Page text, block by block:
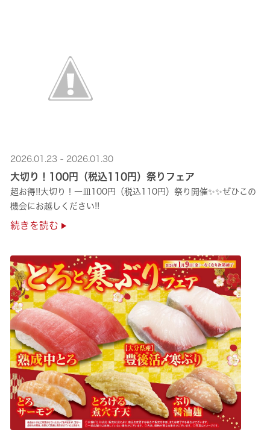
2026.01.23 - 2026.01.30
大切り！100円（税込110円）祭りフェア
超お得!!大切り！一皿100円（税込110円）祭り開催✨✨ぜひこの
機会にお越しください!!
続きを読む